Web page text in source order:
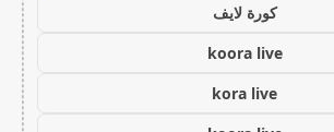
كورة لايف
koora live
kora live